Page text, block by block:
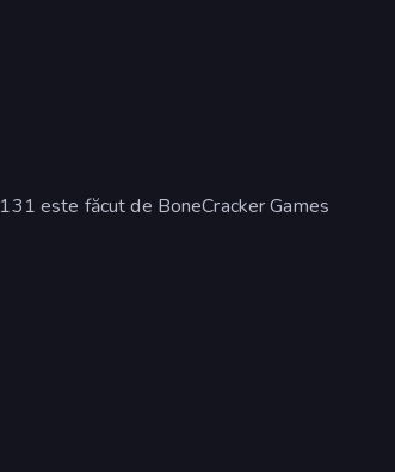
este făcut de BoneCracker Games